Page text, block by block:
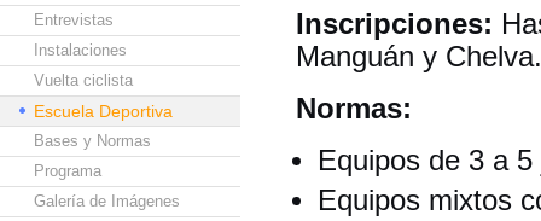
Entrevistas
Instalaciones
Vuelta ciclista
Escuela Deportiva
Bases y Normas
Programa
Galería de Imágenes
Inscripciones:
Manguán y Chelva.
Normas:
Equipos de 3 a
Equipos mixtos